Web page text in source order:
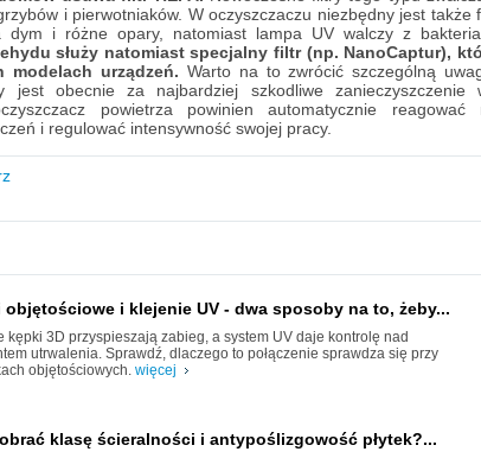
i pierwotniaków. W oczyszczaczu niezbędny jest także
dym i różne opary, natomiast lampa UV walczy z
służy natomiast specjalny filtr (np. NanoCaptur),
urządzeń. Warto na to zwrócić szczególną
jest obecnie za najbardziej szkodliwe zanieczyszczenie
powietrza powinien automatycznie reagować
i regulować intensywność swojej pracy.
objętościowe i klejenie UV - dwa sposoby na to, żeby...
kępki 3D przyspieszają zabieg, a system UV daje kontrolę nad
utrwalenia. Sprawdź, dlaczego to połączenie sprawdza się przy
objętościowych. więcej
klasę ścieralności i antypoślizgowość płytek?...